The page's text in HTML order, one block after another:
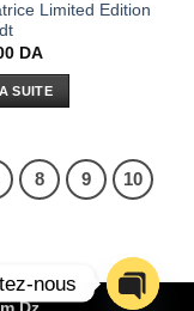
Limited Edition
DA
SUITE
8 9 10
Dz
nous